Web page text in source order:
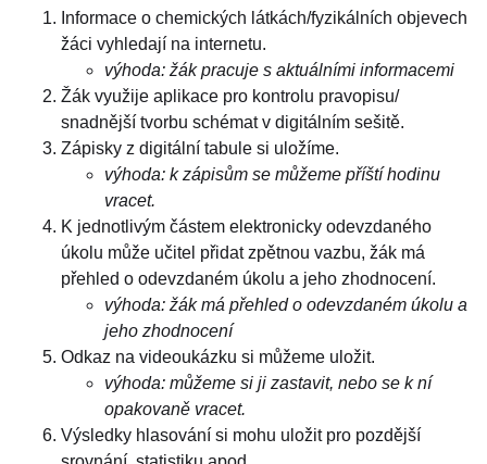
Informace o chemických látkách/fyzikálních objevech
žáci vyhledají na internetu.
výhoda: žák pracuje s aktuálními informacemi
Žák využije aplikace pro kontrolu pravopisu/
snadnější tvorbu schémat v digitálním sešitě.
Zápisky z digitální tabule si uložíme.
výhoda: k zápisům se můžeme příští hodinu
vracet.
K jednotlivým částem elektronicky odevzdaného
úkolu může učitel přidat zpětnou vazbu, žák má
přehled o odevzdaném úkolu a jeho zhodnocení.
výhoda: žák má přehled o odevzdaném úkolu a
jeho zhodnocení
Odkaz na videoukázku si můžeme uložit.
výhoda: můžeme si ji zastavit, nebo se k ní
opakovaně vracet.
Výsledky hlasování si mohu uložit pro pozdější